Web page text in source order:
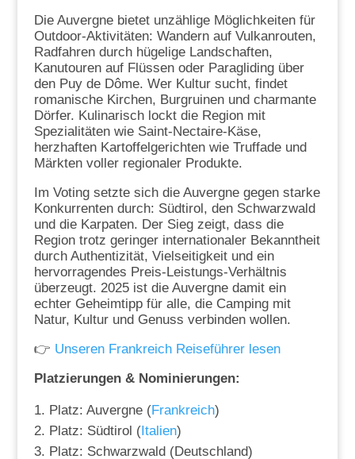
Die Auvergne bietet unzählige Möglichkeiten für
Outdoor-Aktivitäten: Wandern auf Vulkanrouten,
Radfahren durch hügelige Landschaften,
Kanutouren auf Flüssen oder Paragliding über
den Puy de Dôme. Wer Kultur sucht, findet
romanische Kirchen, Burgruinen und charmante
Dörfer. Kulinarisch lockt die Region mit
Spezialitäten wie Saint-Nectaire-Käse,
herzhaften Kartoffelgerichten wie Truffade und
Märkten voller regionaler Produkte.
Im Voting setzte sich die Auvergne gegen starke
Konkurrenten durch: Südtirol, den Schwarzwald
und die Karpaten. Der Sieg zeigt, dass die
Region trotz geringer internationaler Bekanntheit
durch Authentizität, Vielseitigkeit und ein
hervorragendes Preis-Leistungs-Verhältnis
überzeugt. 2025 ist die Auvergne damit ein
echter Geheimtipp für alle, die Camping mit
Natur, Kultur und Genuss verbinden wollen.
👉 Unseren Frankreich Reiseführer lesen
Platzierungen & Nominierungen:
Platz: Auvergne (Frankreich)
Platz: Südtirol (Italien)
Platz: Schwarzwald (Deutschland)